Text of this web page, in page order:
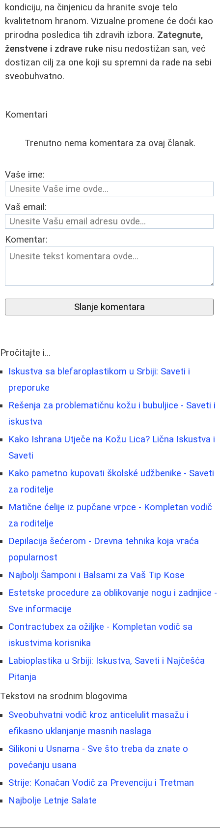
kondiciju, na činjenicu da hranite svoje telo
kvalitetnom hranom. Vizualne promene će doći kao
prirodna posledica tih zdravih izbora. Zategnute,
ženstvene i zdrave ruke nisu nedostižan san, već
dostizan cilj za one koji su spremni da rade na sebi
sveobuhvatno.
Komentari
Trenutno nema komentara za ovaj članak.
Vaše ime:
Vaš email:
Komentar:
Slanje komentara
Pročitajte i...
Iskustva sa blefaroplastikom u Srbiji: Saveti i
preporuke
Rešenja za problematičnu kožu i bubuljice - Saveti i
iskustva
Kako Ishrana Utječe na Kožu Lica? Lična Iskustva i
Saveti
Kako pametno kupovati školské udžbenike - Saveti
za roditelje
Matične ćelije iz pupčane vrpce - Kompletan vodič
za roditelje
Depilacija šećerom - Drevna tehnika koja vraća
popularnost
Najbolji Šamponi i Balsami za Vaš Tip Kose
Estetske procedure za oblikovanje nogu i zadnjice -
Sve informacije
Contractubex za ožiljke - Kompletan vodič sa
iskustvima korisnika
Labioplastika u Srbiji: Iskustva, Saveti i Najčešća
Pitanja
Tekstovi na srodnim blogovima
Sveobuhvatni vodič kroz anticelulit masažu i
efikasno uklanjanje masnih naslaga
Silikoni u Usnama - Sve što treba da znate o
povećanju usana
Strije: Konačan Vodič za Prevenciju i Tretman
Najbolje Letnje Salate